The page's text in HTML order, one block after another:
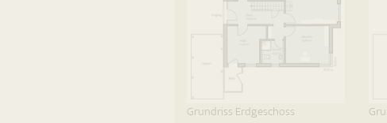
Grundriss Erdgeschoss